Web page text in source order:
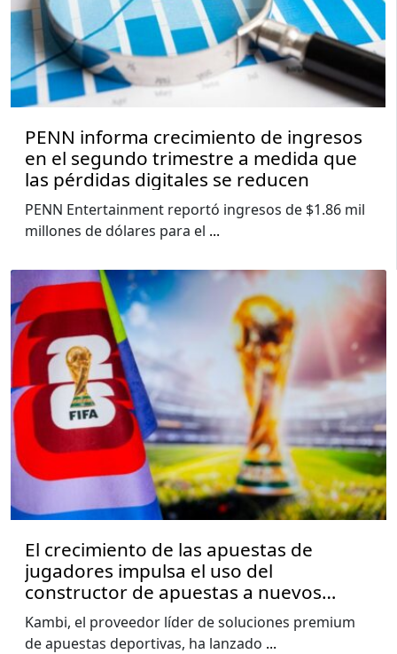
PENN informa crecimiento de ingresos
en el segundo trimestre a medida que
las pérdidas digitales se reducen
PENN Entertainment reportó ingresos de $1.86 mil
millones de dólares para el ...
El crecimiento de las apuestas de
jugadores impulsa el uso del
constructor de apuestas a nuevos
niveles, muestra el informe de la Copa
del Mundo de Kambi
Kambi, el proveedor líder de soluciones premium
de apuestas deportivas, ha lanzado ...